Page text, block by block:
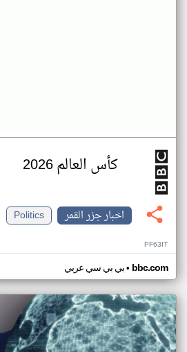
كأس العالم 2026
اخبار جزر القمر
Politics
PF63IT
بي بي سي عربي• bbc.com